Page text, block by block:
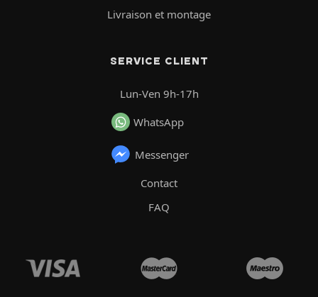
Livraison et montage
SERVICE CLIENT
Lun-Ven 9h-17h
WhatsApp
Messenger
Contact
FAQ